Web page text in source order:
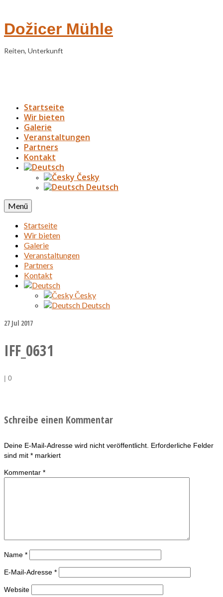
Dožicer Mühle
Reiten, Unterkunft
Startseite
Wir bieten
Galerie
Veranstaltungen
Partners
Kontakt
Česky
Deutsch
Menü
Startseite
Wir bieten
Galerie
Veranstaltungen
Partners
Kontakt
Česky
Deutsch
27 Jul 2017
IFF_0631
| 0
Schreibe einen Kommentar
Deine E-Mail-Adresse wird nicht veröffentlicht. Erforderliche Felder
sind mit * markiert
Kommentar *
Name *
E-Mail-Adresse *
Website